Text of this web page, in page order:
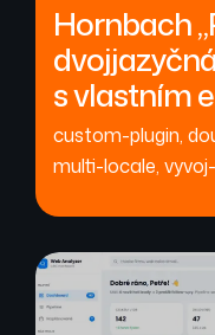
Hornbach
s vlastním
custom-plugin,
multi-locale,